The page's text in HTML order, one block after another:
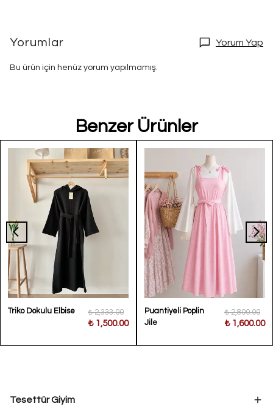
Yorumlar Yorum Yap
Bu ürün için henüz yorum yapılmamış.
Benzer Ürünler
Triko Dokulu Elbise ₺ 2,333.00
₺ 1,500.00
Puantiyeli Poplin
Jile
₺ 2,800.00
₺ 1,600.00
Tesettür Giyim